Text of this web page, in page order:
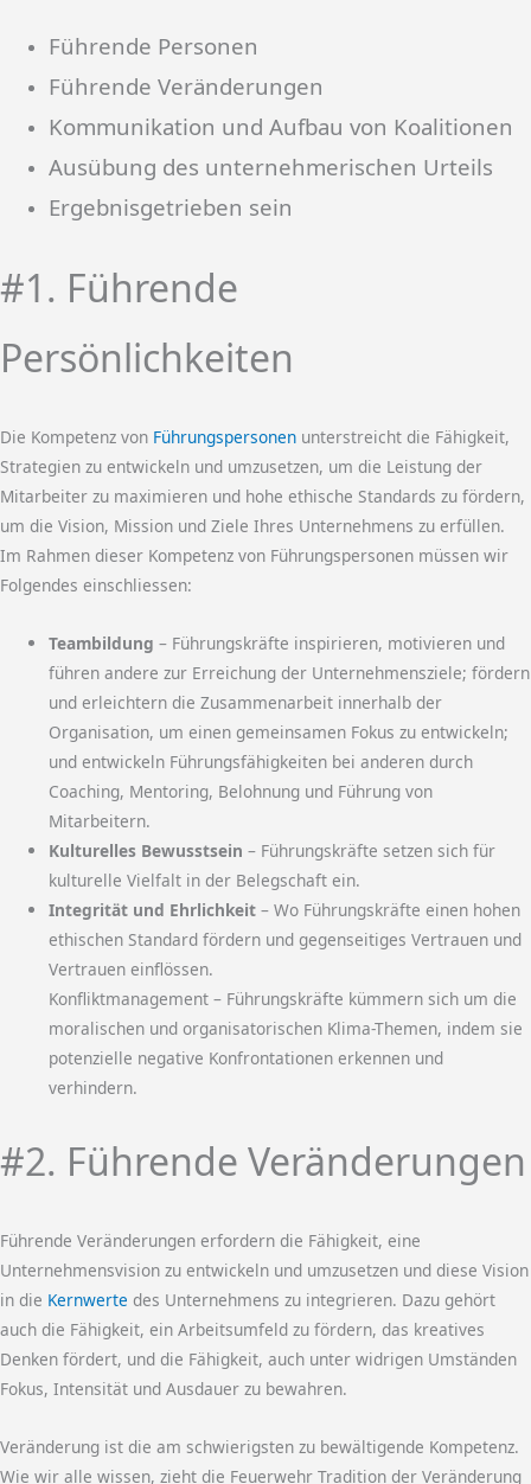
Führende Personen
Führende Veränderungen
Kommunikation und Aufbau von Koalitionen
Ausübung des unternehmerischen Urteils
Ergebnisgetrieben sein
#1. Führende
Persönlichkeiten
Die Kompetenz von Führungspersonen unterstreicht die Fähigkeit,
Strategien zu entwickeln und umzusetzen, um die Leistung der
Mitarbeiter zu maximieren und hohe ethische Standards zu fördern,
um die Vision, Mission und Ziele Ihres Unternehmens zu erfüllen.
Im Rahmen dieser Kompetenz von Führungspersonen müssen wir
Folgendes einschliessen:
Teambildung – Führungskräfte inspirieren, motivieren und
führen andere zur Erreichung der Unternehmensziele; fördern
und erleichtern die Zusammenarbeit innerhalb der
Organisation, um einen gemeinsamen Fokus zu entwickeln;
und entwickeln Führungsfähigkeiten bei anderen durch
Coaching, Mentoring, Belohnung und Führung von
Mitarbeitern.
Kulturelles Bewusstsein – Führungskräfte setzen sich für
kulturelle Vielfalt in der Belegschaft ein.
Integrität und Ehrlichkeit – Wo Führungskräfte einen hohen
ethischen Standard fördern und gegenseitiges Vertrauen und
Vertrauen einflössen.
Konfliktmanagement – Führungskräfte kümmern sich um die
moralischen und organisatorischen Klima-Themen, indem sie
potenzielle negative Konfrontationen erkennen und
verhindern.
#2. Führende Veränderungen
Führende Veränderungen erfordern die Fähigkeit, eine
Unternehmensvision zu entwickeln und umzusetzen und diese Vision
in die Kernwerte des Unternehmens zu integrieren. Dazu gehört
auch die Fähigkeit, ein Arbeitsumfeld zu fördern, das kreatives
Denken fördert, und die Fähigkeit, auch unter widrigen Umständen
Fokus, Intensität und Ausdauer zu bewahren.
Veränderung ist die am schwierigsten zu bewältigende Kompetenz.
Wie wir alle wissen, zieht die Feuerwehr Tradition der Veränderung